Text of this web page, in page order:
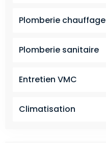
Plomberie chauffage
Plomberie sanitaire
Entretien VMC
Climatisation